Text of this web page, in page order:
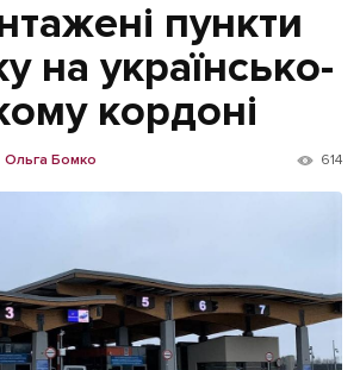
пункти
на українсько-
кордоні
Ольга Бомко 614